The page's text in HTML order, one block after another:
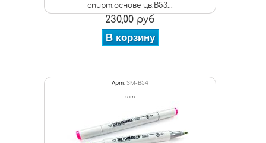
спирт.основе цв.B53...
230,00 руб
В корзину
Арт: SM-B54
шт